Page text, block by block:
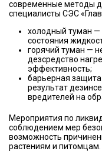
современные методы
специалисты СЭС
холодный туман —
состояния
горячий туман —
дезсредство
эффективность;
барьерная
результат
вредителей на
Мероприятия по
соблюдением мер
возможность
растениям и питомцам.